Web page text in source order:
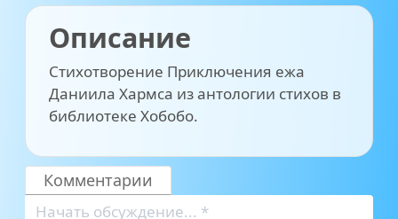
Описание
Стихотворение Приключения ежа
Даниила Хармса из антологии стихов в
библиотеке Хобобо.
Комментарии